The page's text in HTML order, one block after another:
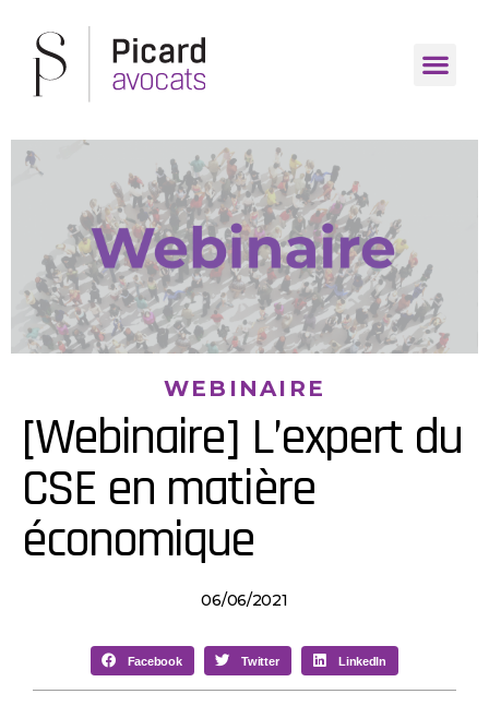
WEBINAIRE
[Webinaire] L’expert du
CSE en matière
économique
06/06/2021
Facebook Twitter LinkedIn